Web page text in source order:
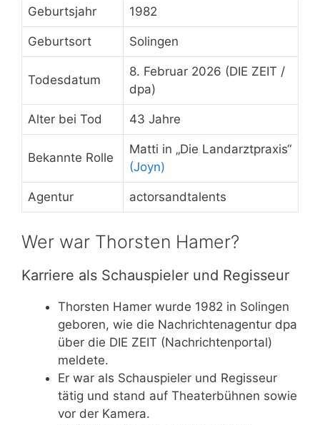
Geburtsjahr 1982
Geburtsort Solingen
Todesdatum
8. Februar 2026 (DIE ZEIT /
dpa)
Alter bei Tod 43 Jahre
Bekannte Rolle
Matti in „Die Landarztpraxis“
(Joyn)
Agentur actorsandtalents
Wer war Thorsten Hamer?
Karriere als Schauspieler und Regisseur
Thorsten Hamer wurde 1982 in Solingen
geboren, wie die Nachrichtenagentur dpa
über die DIE ZEIT (Nachrichtenportal)
meldete.
Er war als Schauspieler und Regisseur
tätig und stand auf Theaterbühnen sowie
vor der Kamera.